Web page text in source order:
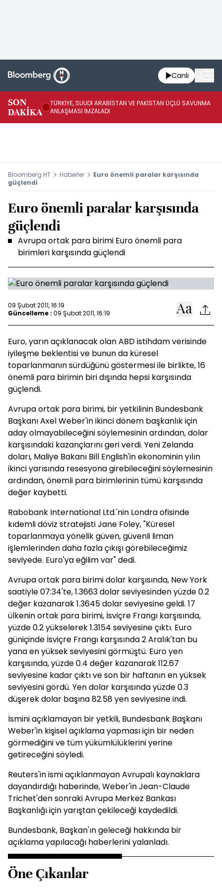
Canlı
SON
DAKİKA
TÜRKİYE, SUUDİ ARABİSTAN VE PAKİSTAN ÜÇLÜ SAVUNMA
ANLAŞMASI İMZALADI
Bloomberg HT Haberler
Euro önemli paralar karşısında
güçlendi
Euro önemli paralar karşısında
güçlendi
Avrupa ortak para birimi Euro önemli para
birimleri karşısında güçlendi
09 Şubat 2011, 16:19
Güncelleme : 09 Şubat 2011, 16:19
Euro, yarın açıklanacak olan ABD istihdam verisinde
iyileşme beklentisi ve bunun da küresel
toparlanmanın sürdüğünü göstermesi ile birlikte, 16
önemli para birimin biri dışında hepsi karşısında
güçlendi.
Avrupa ortak para birimi, bir yetkilinin Bundesbank
Başkanı Axel Weber'in ikinci dönem başkanlık için
aday olmayabileceğini söylemesinin ardından, dolar
karşısındaki kazançlarını geri verdi. Yeni Zelanda
doları, Maliye Bakanı Bill English'in ekonominin yılın
ikinci yarısında resesyona girebileceğini söylemesinin
ardından, önemli para birimlerinin tümü karşısında
değer kaybetti.
Rabobank International Ltd.'nin Londra ofisinde
kıdemli döviz stratejisti Jane Foley, "Küresel
toparlanmaya yönelik güven, güvenli liman
işlemlerinden daha fazla çıkışı görebileceğimiz
seviyede. Euro'ya eğilim var" dedi.
Avrupa ortak para birimi dolar karşısında, New York
saatiyle 07:34'te, 1.3663 dolar seviyesinden yüzde 0.2
değer kazanarak 1.3645 dolar seviyesine geldi. 17
ülkenin ortak para birimi, İsviçre Frangı karşısında,
yüzde 0.2 yükselerek 1.3154 seviyesine çıktı. Euro
güniçinde İsviçre Frangı karşısında 2 Aralık'tan bu
yana en yüksek seviyesini görmüştü. Euro yen
karşısında, yüzde 0.4 değer kazanarak 112.67
seviyesine kadar çıktı ve son bir haftanın en yüksek
seviyesini gördü. Yen dolar karşısında yüzde 0.3
düşerek dolar başına 82.58 yen seviyesine indi.
İsmini açıklamayan bir yetkili, Bundesbank Başkanı
Weber'in kişisel açıklama yapması için bir neden
görmediğini ve tüm yükümlülüklerini yerine
getireceğini söyledi.
Reuters'in ismi açıklanmayan Avrupalı kaynaklara
dayandırdığı haberinde, Weber'in Jean-Claude
Trichet'den sonraki Avrupa Merkez Bankası
Başkanlığı için yarıştan çekileceği kaydedildi.
Bundesbank, Başkan'ın geleceği hakkında bir
açıklama yapılacağı haberlerini yalanladı.
Öne Çıkanlar